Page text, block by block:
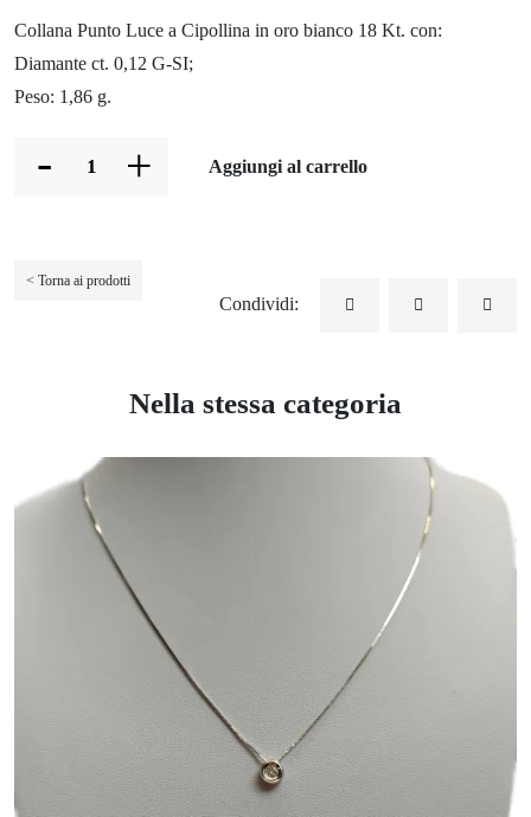
Collana Punto Luce a Cipollina in oro bianco 18 Kt. con:
Diamante ct. 0,12 G-SI;
Peso: 1,86 g.
- + Aggiungi al carrello
< Torna ai prodotti
Condividi:
Nella stessa categoria